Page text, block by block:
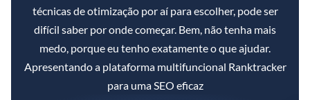
técnicas de otimização por aí para escolher, pode ser
difícil saber por onde começar. Bem, não tenha mais
medo, porque eu tenho exatamente o que ajudar.
Apresentando a plataforma multifuncional Ranktracker
para uma SEO eficaz